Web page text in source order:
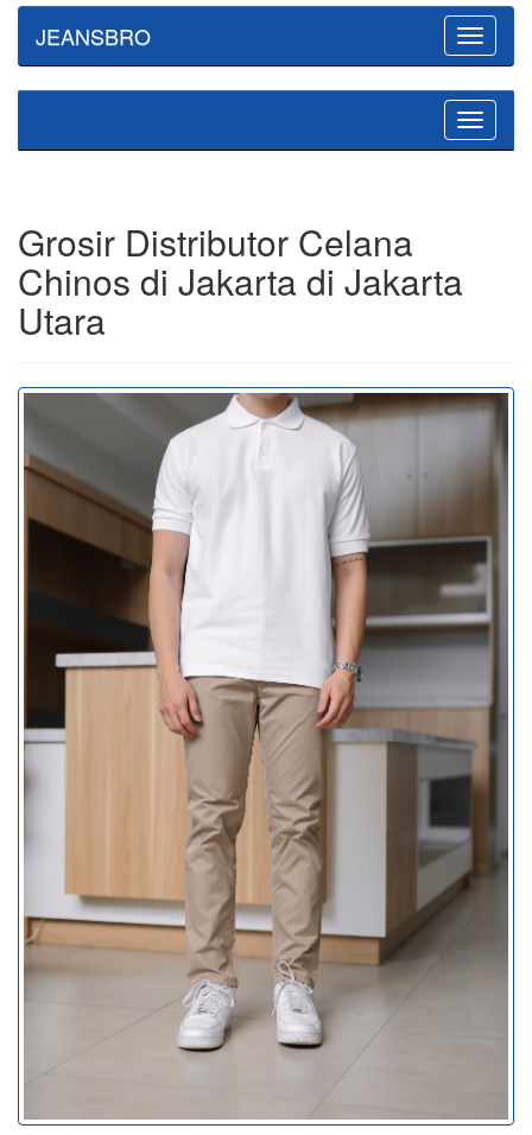
Toggle
JEANSBRO
Toggle
Grosir Distributor Celana
Chinos di Jakarta di Jakarta
Utara